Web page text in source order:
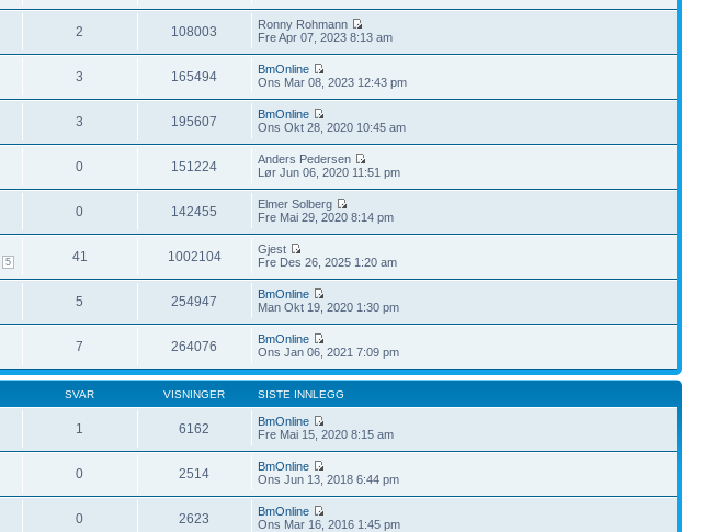
2 108003
Ronny Rohmann
Fre Apr 07, 2023 8:13 am
3 165494
BmOnline
Ons Mar 08, 2023 12:43 pm
3 195607
BmOnline
Ons Okt 28, 2020 10:45 am
0 151224
Anders Pedersen
Lør Jun 06, 2020 11:51 pm
0 142455
Elmer Solberg
Fre Mai 29, 2020 8:14 pm
5 41 1002104
Gjest
Fre Des 26, 2025 1:20 am
5 254947
BmOnline
Man Okt 19, 2020 1:30 pm
7 264076
BmOnline
Ons Jan 06, 2021 7:09 pm
SVAR VISNINGER SISTE INNLEGG
1 6162
BmOnline
Fre Mai 15, 2020 8:15 am
0 2514
BmOnline
Ons Jun 13, 2018 6:44 pm
0 2623
BmOnline
Ons Mar 16, 2016 1:45 pm